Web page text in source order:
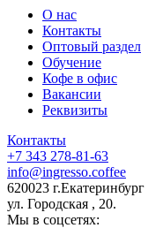
О нас
Контакты
Оптовый раздел
Обучение
Кофе в офис
Вакансии
Реквизиты
Контакты
+7 343 278-81-63
info@ingresso.coffee
620023 г.Екатеринбург
ул. Городская , 20.
Мы в соцсетях: